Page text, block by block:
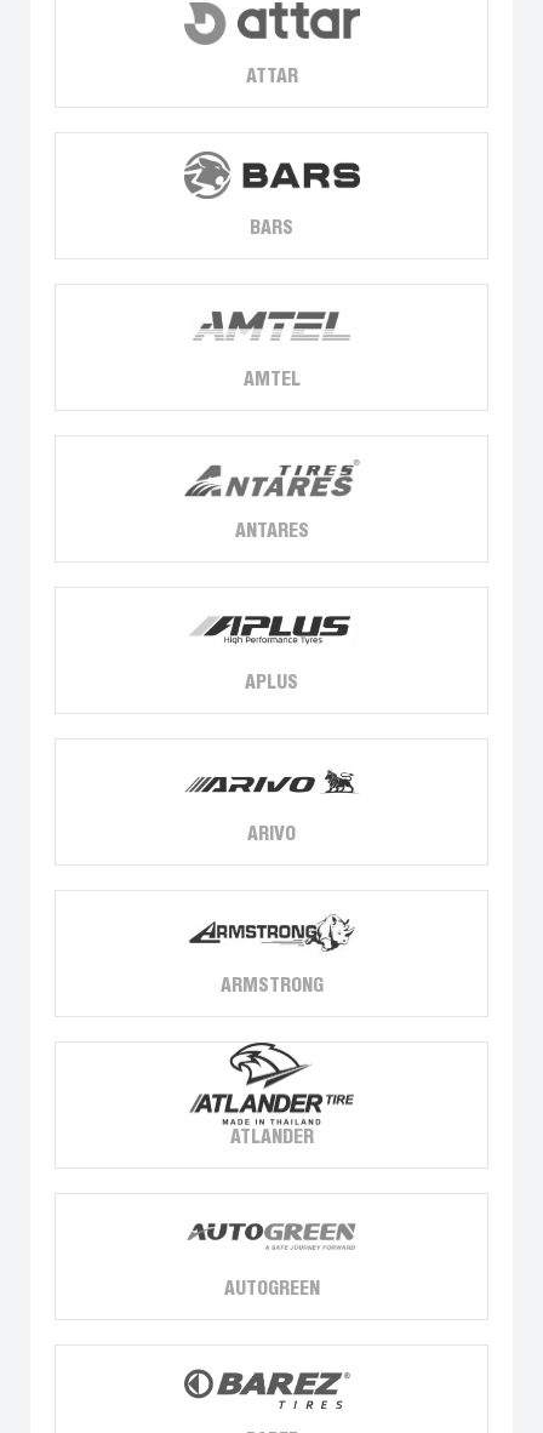
ATTAR
BARS
AMTEL
ANTARES
APLUS
ARIVO
ARMSTRONG
ATLANDER
AUTOGREEN